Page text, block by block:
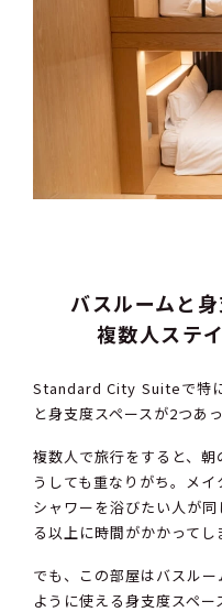
バスルームと身
複数人ステ
Standard City Suiteで特
と身支度スペースが2つあ
複数人で旅行をすると、
うしても重なりがち。メイ
シャワーを浴びたい人が
る以上に時間がかかってし
でも、この部屋はバスル
ように使える身支度スペ